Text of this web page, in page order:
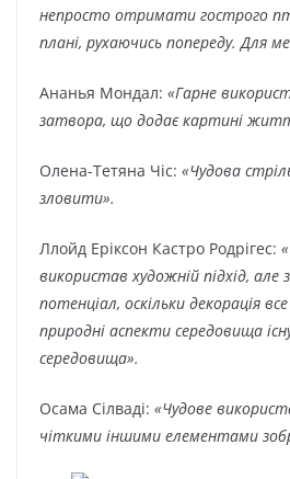
непросто отримати гострого
плані, рухаючись попереду. Для
Ананья Мондал: «Гарне
затвора, що додає картині
Олена-Тетяна Чіс: «Чудова
зловити».
Ллойд Еріксон Кастро Родрігес:
використав художній підхід, але
потенціал, оскільки декорація
природні аспекти середовища
середовища».
Осама Сілваді: «Чудове
чіткими іншими елементами